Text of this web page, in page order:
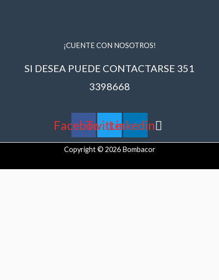
¡CUENTE CON NOSOTROS!
SI DESEA PUEDE CONTACTARSE 351
3398668
FacebookTwitterLinkedin
Copyright © 2026 Bombacor